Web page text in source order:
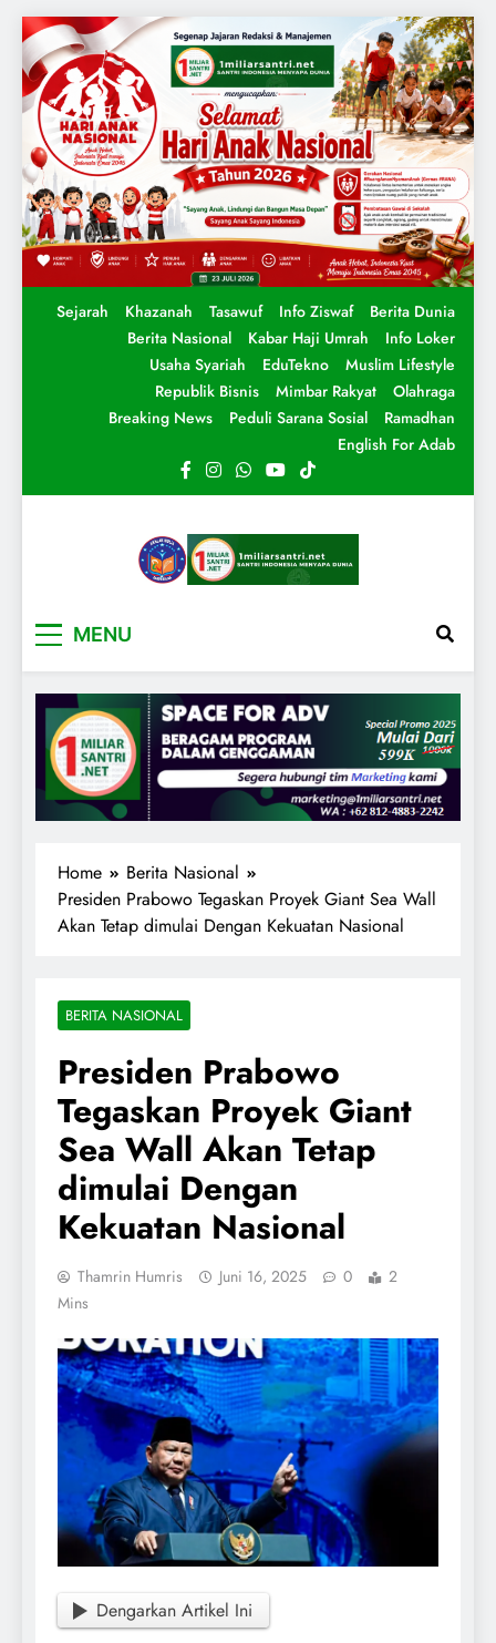
Sejarah Khazanah Tasawuf Info Ziswaf
Berita Dunia
Berita Nasional
Kabar Haji Umrah
Info Loker
Usaha Syariah
EduTekno
Muslim Lifestyle
Republik Bisnis
Mimbar Rakyat
Olahraga
Breaking News
Peduli Sarana Sosial
Ramadhan
English For Adab
MENU
Home
Berita Nasional
Presiden Prabowo Tegaskan Proyek Giant Sea Wall
Akan Tetap dimulai Dengan Kekuatan Nasional
BERITA NASIONAL
Presiden Prabowo
Tegaskan Proyek Giant
Sea Wall Akan Tetap
dimulai Dengan
Kekuatan Nasional
Thamrin Humris Juni 16, 2025 0
2
Mins
Dengarkan Artikel Ini